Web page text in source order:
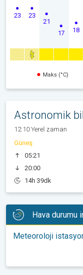
23 23
21
17 18
Maks (°C)
Astronomik
12:10 Yerel zaman
Güneş
05:21
20:00
14h 39dk
Hava durumu
Meteoroloji